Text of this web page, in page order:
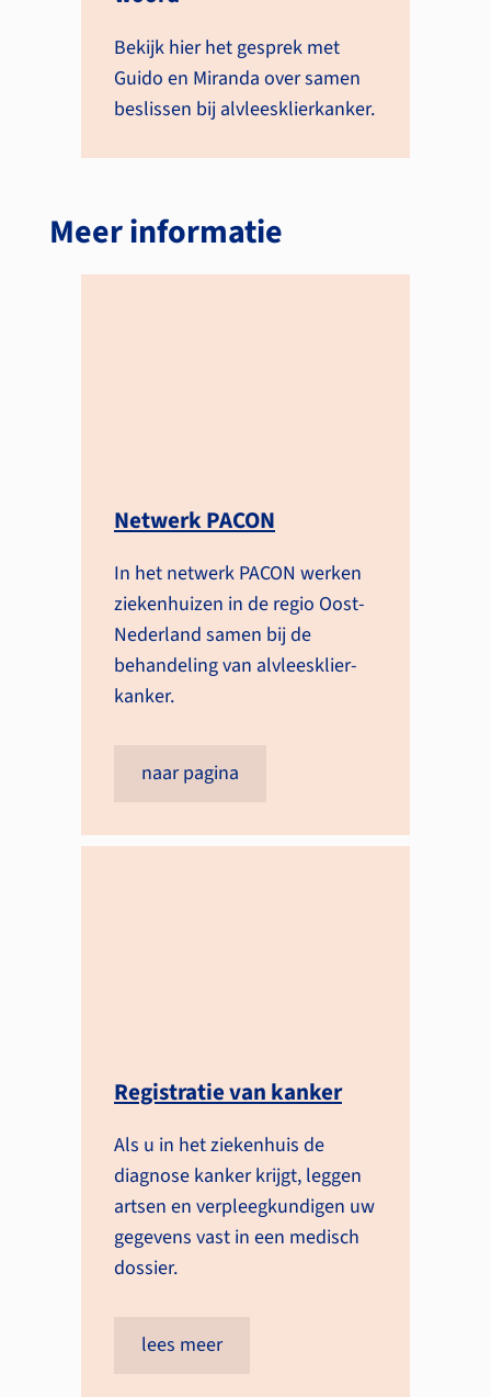
Bekijk hier het gesprek met
Guido en Miranda over samen
beslissen bij alvleesklierkanker.
Meer informatie
Netwerk PACON
In het netwerk PACON werken
zieken­huizen in de regio Oost-
Nederland samen bij de
behandeling van alvlees­klier­
kanker.
naar pagina
Registratie van kanker
Als u in het ziekenhuis de
diagnose kanker krijgt, leggen
artsen en verpleegkundigen uw
gegevens vast in een medisch
dossier.
lees meer